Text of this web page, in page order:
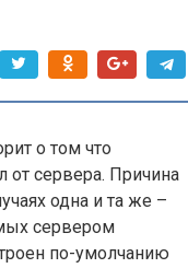
о том что
от сервера. Причина
одна и та же –
сервером
по-умолчанию